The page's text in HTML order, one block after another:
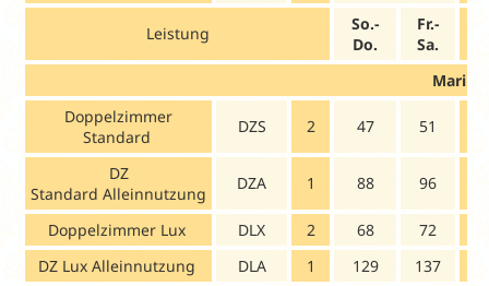
Leistung
So.-
Do.
Fr.-
Sa.
Doppelzimmer
Standard
DZS 2 47 51
DZ
Standard Alleinnutzung
DZA 1 88 96
Doppelzimmer Lux DLX 2 68 72
DZ Lux Alleinnutzung
DLA 1 129 137